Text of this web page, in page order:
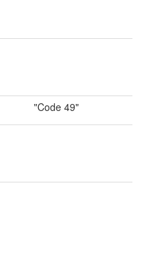
"Code 49"